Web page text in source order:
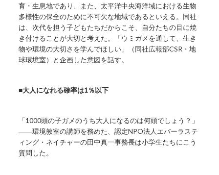
育・生息地であり、また、太平洋中央海洋域における生物
多様性の保全のために不可欠な地域であるといえる。同社
は、次代を担う子どもたちだからこそ、自分たちの目に焼
き付けることが大切と考えた。「ウミガメを通して、生き
物や環境の大切さを学んでほしい」（同社広報部CSR・地
球環境室）と企画した意図を話す。
■大人になれる確率は1％以下
「1000頭の子ガメのうち大人になるのは何頭でしょう？」
――環境教室の講師を務めた、認定NPO法人エバーラステ
ィング・ネイチャーの田中真一事務長は小学生たちにこう
質問した。